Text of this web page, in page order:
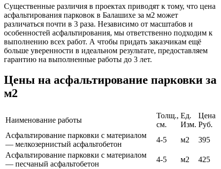
Существенные различия в проектах приводят к тому, что цена
асфальтирования парковок в Балашихе за м2 может
различаться почти в 3 раза. Независимо от масштабов и
особенностей асфальтирования, мы ответственно подходим к
выполнению всех работ. А чтобы придать заказчикам ещё
больше уверенности в идеальном результате, предоставляем
гарантию на выполненные работы до 3 лет.
Цены на асфальтирование парковки за
м2
Наименование работы
Толщ.,
см.
Ед.
Изм.
Цена
Руб.
Асфальтирование парковки с материалом
— мелкозернистый асфальтобетон
4-5 м2
395
Асфальтирование парковки с материалом
— песчаный асфальтобетон
4-5 м2
425